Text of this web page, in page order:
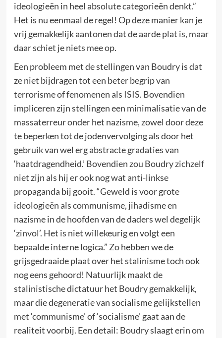
ideologieën in heel absolute categorieën denkt.”
Het is nu eenmaal de regel! Op deze manier kan je
vrij gemakkelijk aantonen dat de aarde plat is, maar
daar schiet je niets mee op.
Een probleem met de stellingen van Boudry is dat
ze niet bijdragen tot een beter begrip van
terrorisme of fenomenen als ISIS. Bovendien
impliceren zijn stellingen een minimalisatie van de
massaterreur onder het nazisme, zowel door deze
te beperken tot de jodenvervolging als door het
gebruik van wel erg abstracte gradaties van
‘haatdragendheid.’ Bovendien zou Boudry zichzelf
niet zijn als hij er ook nog wat anti-linkse
propaganda bij gooit. “Geweld is voor grote
ideologieën als communisme, jihadisme en
nazisme in de hoofden van de daders wel degelijk
‘zinvol’. Het is niet willekeurig en volgt een
bepaalde interne logica.” Zo hebben we de
grijsgedraaide plaat over het stalinisme toch ook
nog eens gehoord! Natuurlijk maakt de
stalinistische dictatuur het Boudry gemakkelijk,
maar die degeneratie van socialisme gelijkstellen
met ‘communisme’ of ‘socialisme’ gaat aan de
realiteit voorbij. Een detail: Boudry slaagt erin om